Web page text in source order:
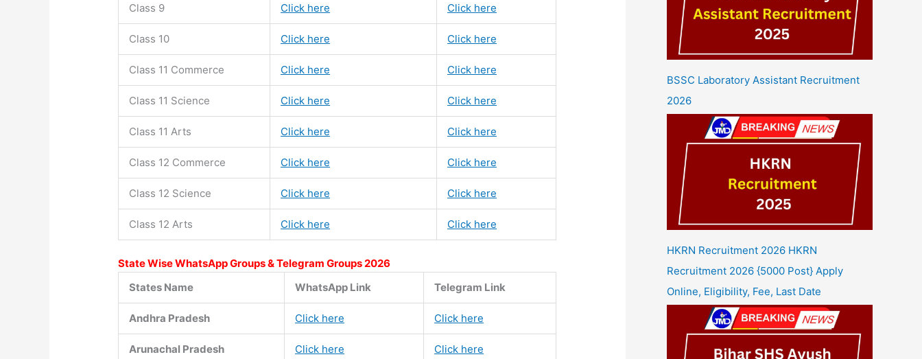
Class 9 Click here Click here
Class 10 Click here Click here
Class 11 Commerce Click here Click here
Class 11 Science Click here Click here
Class 11 Arts Click here Click here
Class 12 Commerce Click here Click here
Class 12 Science Click here Click here
Class 12 Arts Click here Click here
State Wise WhatsApp Groups & Telegram Groups 2026
States Name
WhatsApp Link Telegram Link
Andhra Pradesh Click here Click here
Arunachal Pradesh Click here Click here
BSSC Laboratory Assistant Recruitment
2026
HKRN Recruitment 2026 HKRN
Recruitment 2026 {5000 Post} Apply
Online, Eligibility, Fee, Last Date